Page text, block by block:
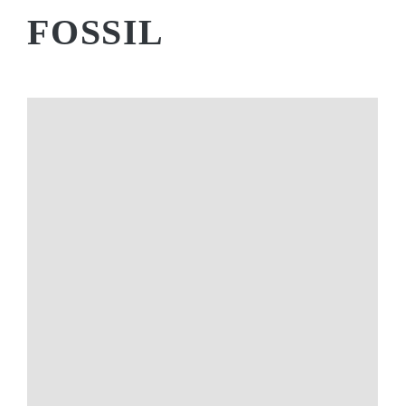
FOSSIL